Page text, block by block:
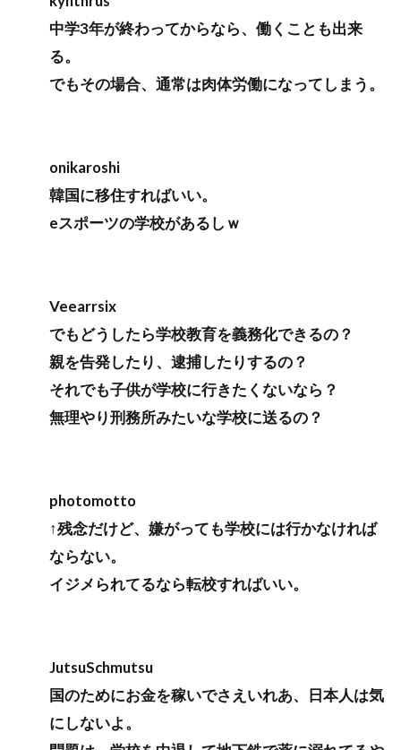
中学3年が終わってからなら、働くことも出来
る。
でもその場合、通常は肉体労働になってしまう。
onikaroshi
韓国に移住すればいい。
eスポーツの学校があるしｗ
Veearrsix
でもどうしたら学校教育を義務化できるの？
親を告発したり、逮捕したりするの？
それでも子供が学校に行きたくないなら？
無理やり刑務所みたいな学校に送るの？
photomotto
↑残念だけど、嫌がっても学校には行かなければ
ならない。
イジメられてるなら転校すればいい。
JutsuSchmutsu
国のためにお金を稼いでさえいれあ、日本人は気
にしないよ。